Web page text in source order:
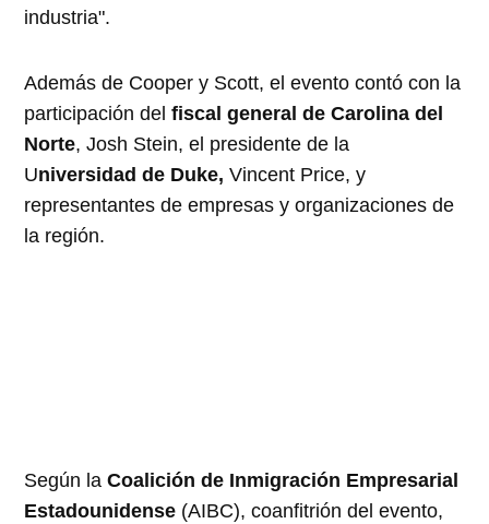
industria".
Además de Cooper y Scott, el evento contó con la
participación delfiscal general de Carolina del
Norte, Josh Stein, el presidente de la
Universidad de Duke, Vincent Price, y
representantes de empresas y organizaciones de
la región.
Según laCoalición de Inmigración Empresarial
Estadounidense (AIBC), coanfitrión del evento,